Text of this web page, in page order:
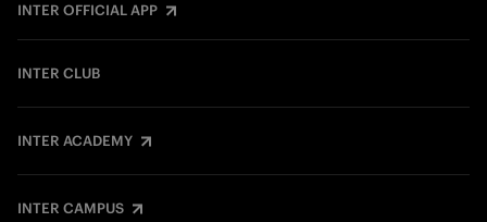
INTER OFFICIAL APP
INTER CLUB
INTER ACADEMY
INTER CAMPUS